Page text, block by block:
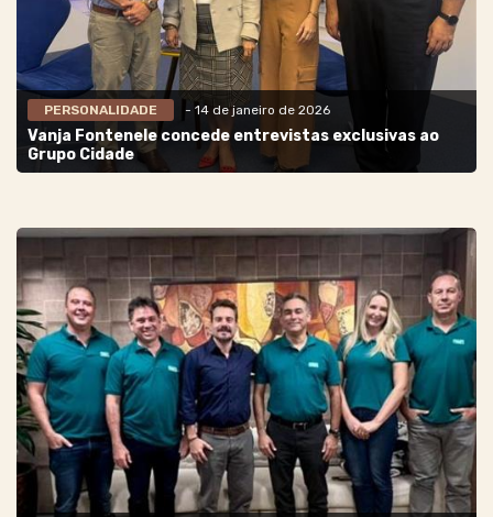
PERSONALIDADE - 14 de janeiro de 2026
Vanja Fontenele concede entrevistas exclusivas ao
Grupo Cidade